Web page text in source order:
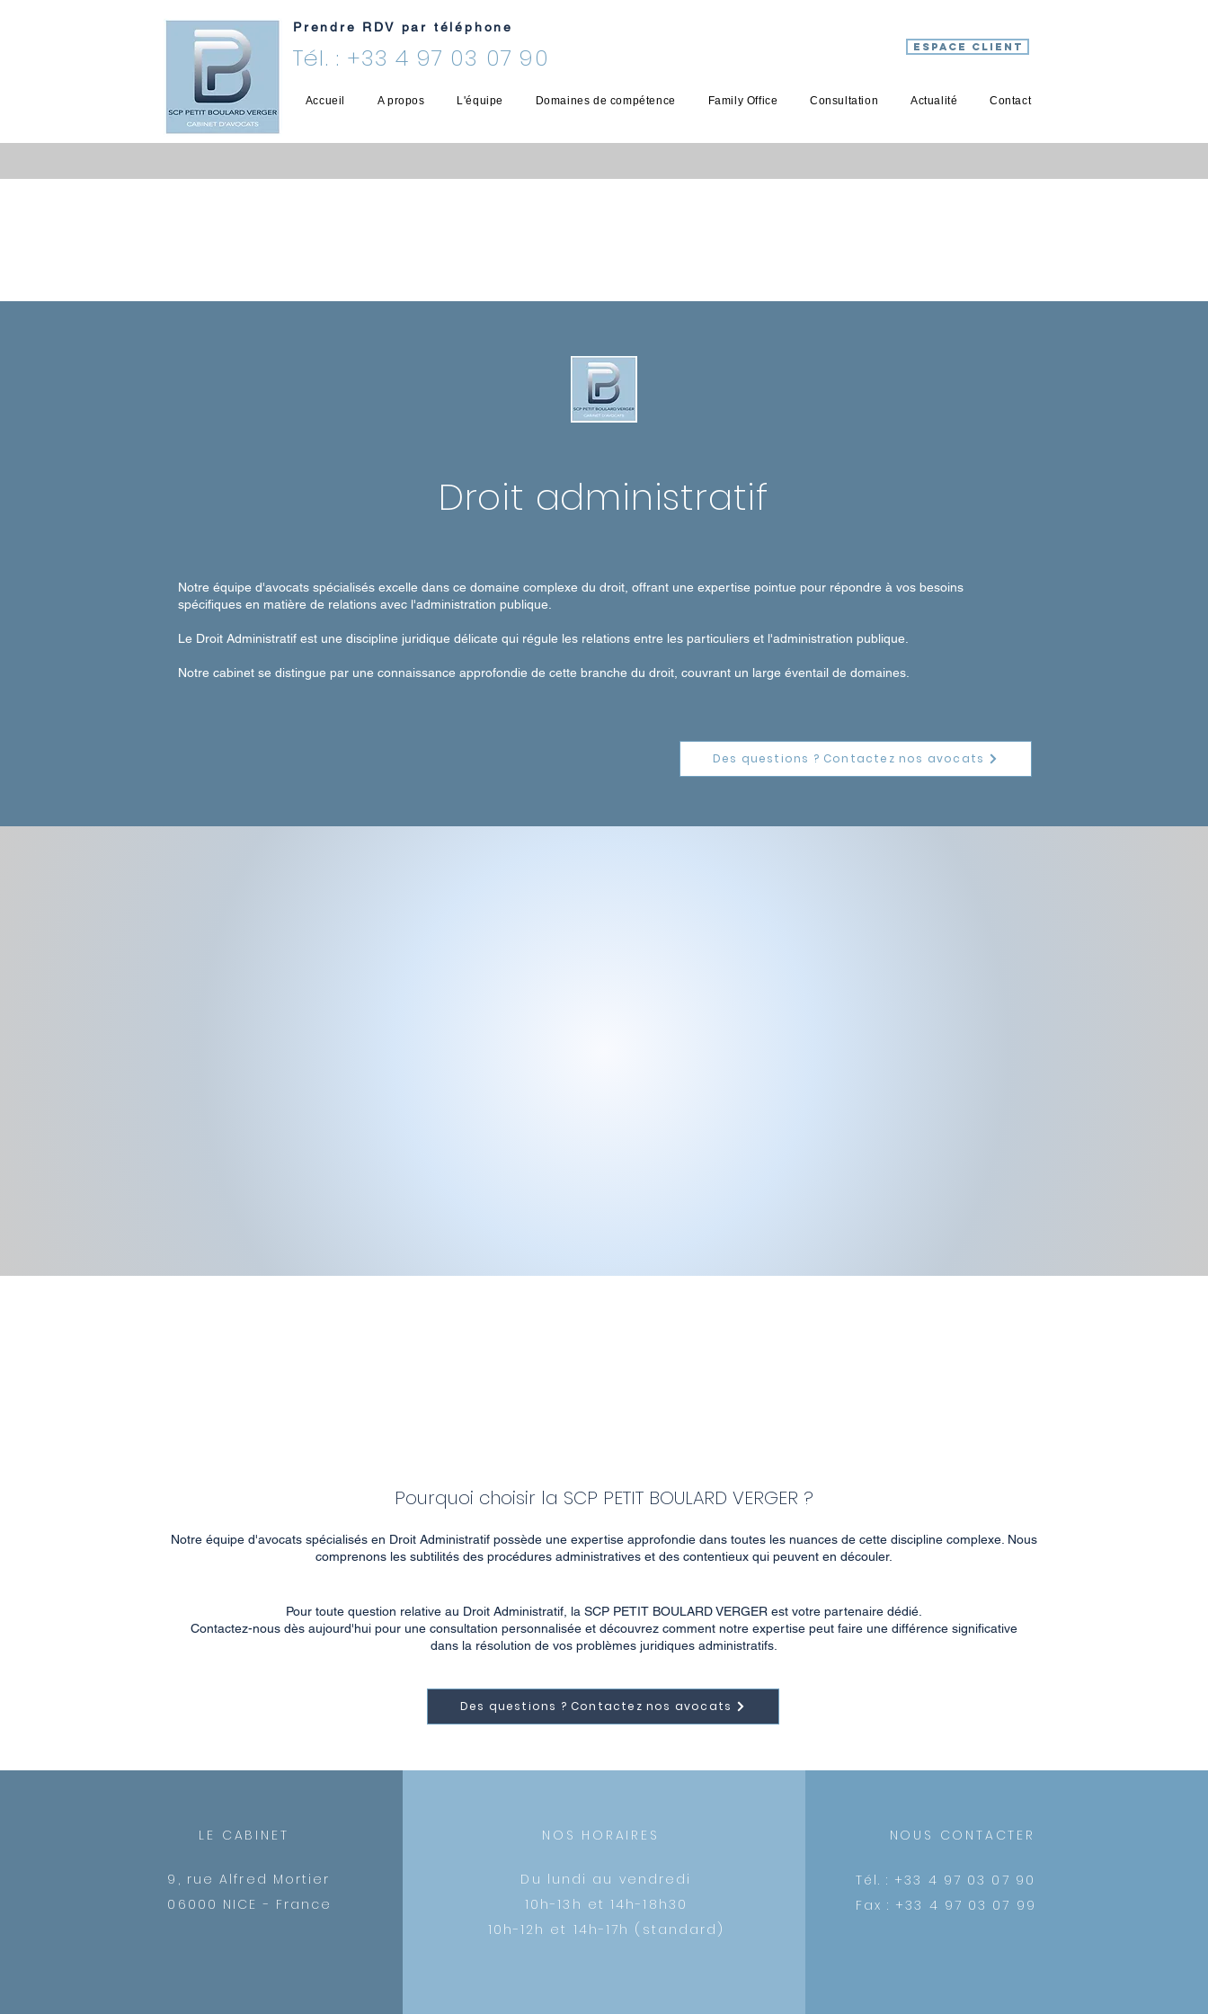
Prendre RDV par téléphone
Tél. : +33 4 97 03 07 90 ESPACE CLIENT
Accueil A propos L'équipe Domaines de compétence Family Office Consultation Actualité Contact
Droit administratif
Notre équipe d'avocats spécialisés excelle dans ce domaine complexe du droit, offrant une expertise pointue pour répondre à vos besoins
spécifiques en matière de relations avec l'administration publique.
Le Droit Administratif est une discipline juridique délicate qui régule les relations entre les particuliers et l'administration publique.
Notre cabinet se distingue par une connaissance approfondie de cette branche du droit, couvrant un large éventail de domaines.
Des questions ? Contactez nos avocats
Pourquoi choisir la SCP PETIT BOULARD VERGER ?
Notre équipe d'avocats spécialisés en Droit Administratif possède une expertise approfondie dans toutes les nuances de cette discipline complexe. Nous
comprenons les subtilités des procédures administratives et des contentieux qui peuvent en découler.
Pour toute question relative au Droit Administratif, la SCP PETIT BOULARD VERGER est votre partenaire dédié.
Contactez-nous dès aujourd'hui pour une consultation personnalisée et découvrez comment notre expertise peut faire une différence significative
dans la résolution de vos problèmes juridiques administratifs.
Des questions ? Contactez nos avocats
LE CABINET
9, rue Alfred Mortier
06000 NICE - France
NOS HORAIRES
Du lundi au vendredi
10h-13h et 14h-18h30
10h-12h et 14h-17h (standard)
NOUS CONTACTER
Tél. : +33 4 97 03 07 90
Fax : +33 4 97 03 07 99